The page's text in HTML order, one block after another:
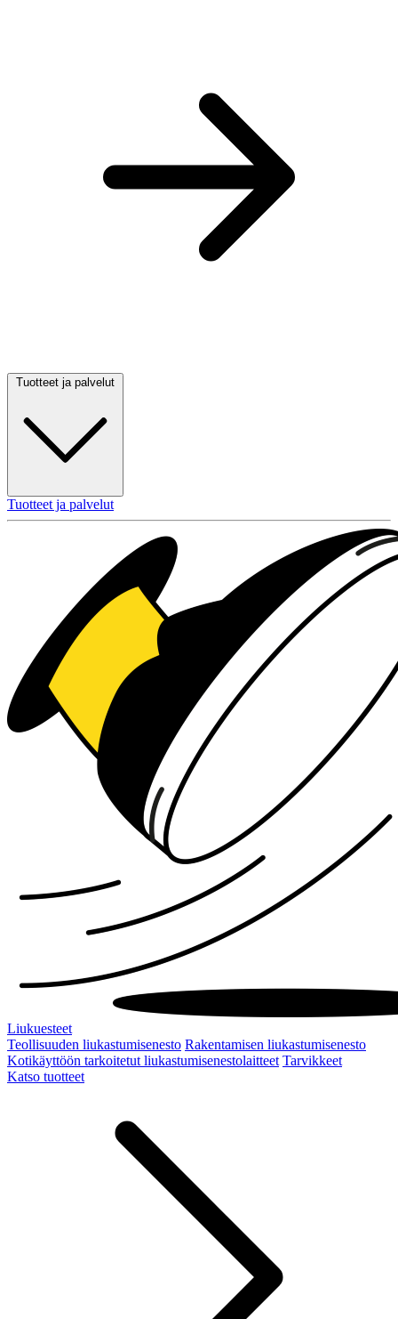
Tuotteet ja palvelut
Tuotteet ja palvelut
Liukuesteet
Teollisuuden liukastumisenesto Rakentamisen liukastumisenesto
Kotikäyttöön tarkoitetut liukastumisenestolaitteet Tarvikkeet
Katso tuotteet